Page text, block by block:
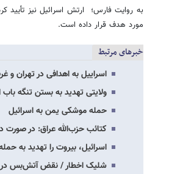
به روایت فارس؛ ارتش اسرائیل نیز تأیید
مورد هدف قرار داده است.
خبرهای مرتبط
اسراییل به اهدافی در تهران و
ولایتی تهدید به بستن تنگه
حمله موشکی یمن به اسرائیل
کتائب حزب‌الله عراق: در صورت
اسرائیل، بیروت را تهدید به
شلیک اخطار / نقض آتش‌بس